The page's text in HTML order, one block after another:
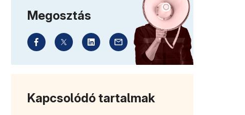
Megosztás
Kapcsolódó tartalmak